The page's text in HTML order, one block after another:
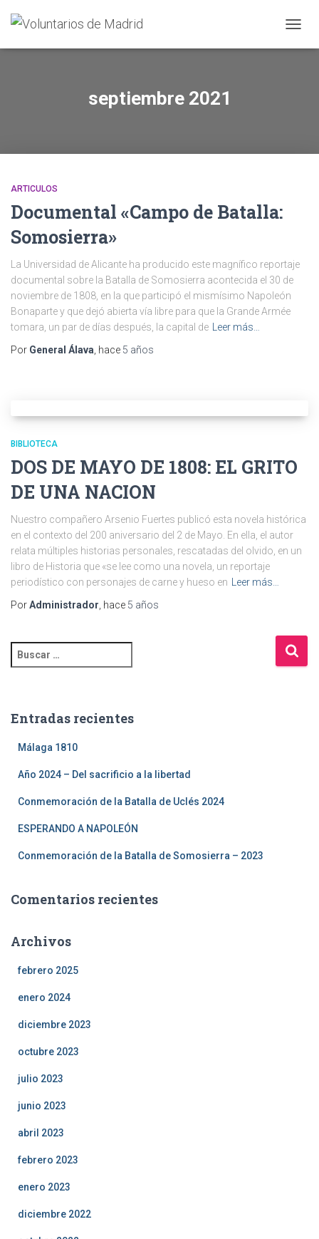
septiembre 2021
ARTICULOS
Documental «Campo de Batalla:
Somosierra»
La Universidad de Alicante ha producido este magnífico reportaje
documental sobre la Batalla de Somosierra acontecida el 30 de
noviembre de 1808, en la que participó el mismísimo Napoleón
Bonaparte y que dejó abierta vía libre para que la Grande Armée
tomara, un par de días después, la capital de
Leer más…
Por General Álava , hace 5 años
BIBLIOTECA
DOS DE MAYO DE 1808: EL GRITO
DE UNA NACION
Nuestro compañero Arsenio Fuertes publicó esta novela histórica
en el contexto del 200 aniversario del 2 de Mayo. En ella, el autor
relata múltiples historias personales, rescatadas del olvido, en un
libro de Historia que «se lee como una novela, un reportaje
periodístico con personajes de carne y hueso en
Leer más…
PorAdministrador , hace 5 años
Entradas recientes
Málaga 1810
Año 2024 – Del sacrificio a la libertad
Conmemoración de la Batalla de Uclés 2024
ESPERANDO A NAPOLEÓN
Conmemoración de la Batalla de Somosierra – 2023
Comentarios recientes
Archivos
febrero 2025
enero 2024
diciembre 2023
octubre 2023
julio 2023
junio 2023
abril 2023
febrero 2023
enero 2023
diciembre 2022